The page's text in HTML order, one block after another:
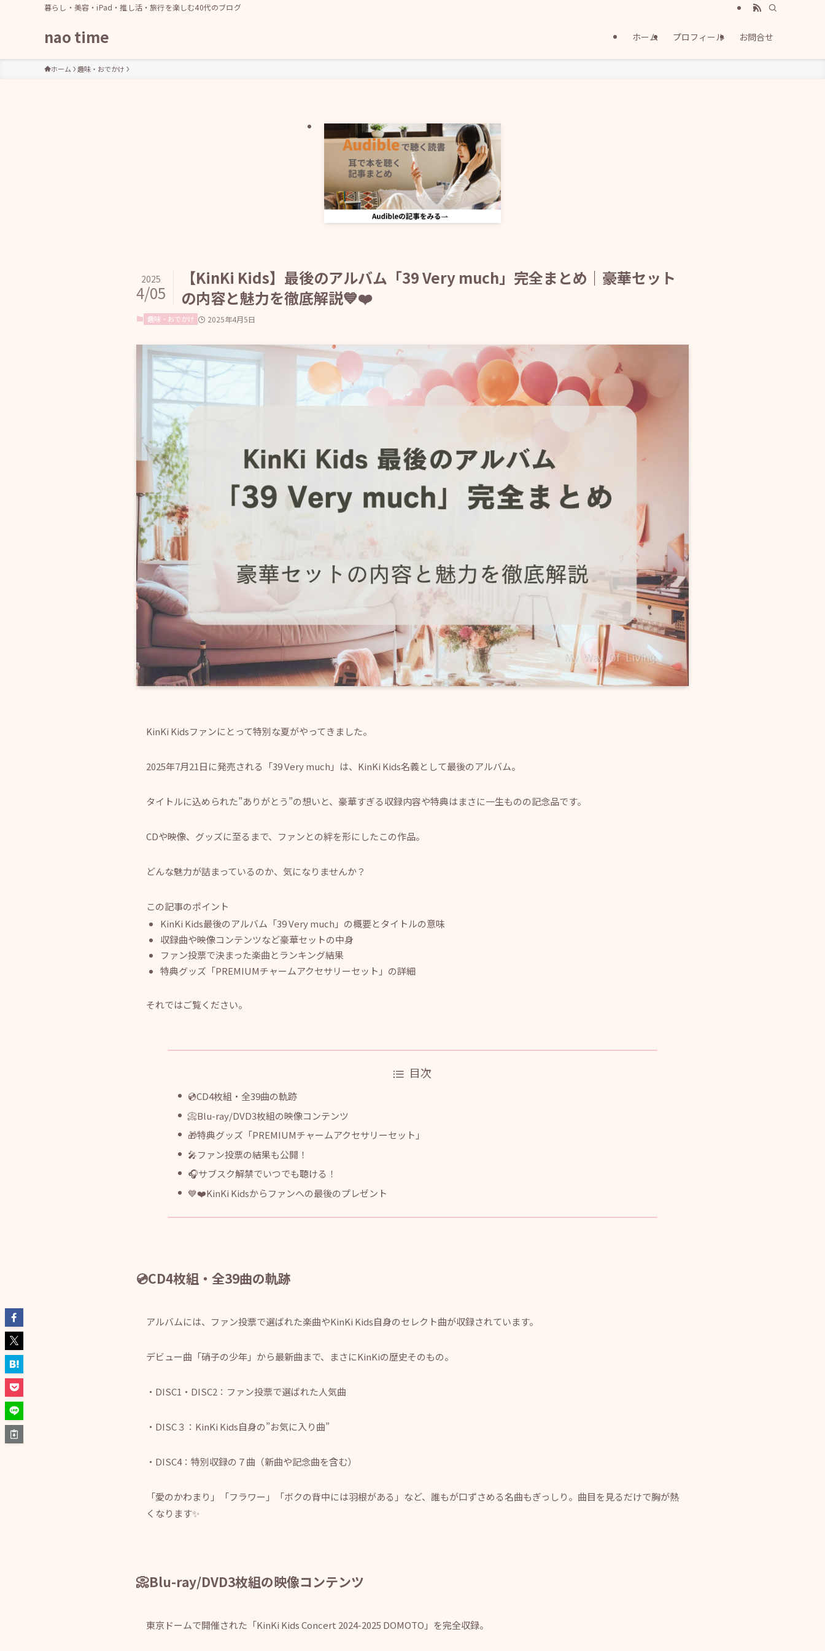
暮らし・美容・iPad・推し活・旅行を楽しむ40代のブログ
nao time ホーム プロフィール お問合せ
ホーム 趣味・おでかけ
【KinKi Kids】最後のアルバム「39 Very much」完全まとめ｜豪華セット
の内容と魅力を徹底解説💙❤️
2025
4/05
趣味・おでかけ 2025年4月5日
KinKi Kidsファンにとって特別な夏がやってきました。
2025年7月21日に発売される「39 Very much」は、KinKi Kids名義として最後のアルバム。
タイトルに込められた”ありがとう”の想いと、豪華すぎる収録内容や特典はまさに一生ものの記念品です。
CDや映像、グッズに至るまで、ファンとの絆を形にしたこの作品。
どんな魅力が詰まっているのか、気になりませんか？
この記事のポイント
KinKi Kids最後のアルバム「39 Very much」の概要とタイトルの意味
収録曲や映像コンテンツなど豪華セットの中身
ファン投票で決まった楽曲とランキング結果
特典グッズ「PREMIUMチャームアクセサリーセット」の詳細
それではご覧ください。
目次
💿CD4枚組・全39曲の軌跡
📀Blu-ray/DVD3枚組の映像コンテンツ
🎁特典グッズ「PREMIUMチャームアクセサリーセット」
🎤ファン投票の結果も公開！
🎧サブスク解禁でいつでも聴ける！
💙❤️KinKi Kidsからファンへの最後のプレゼント
💿CD4枚組・全39曲の軌跡
アルバムには、ファン投票で選ばれた楽曲やKinKi Kids自身のセレクト曲が収録されています。
デビュー曲「硝子の少年」から最新曲まで、まさにKinKiの歴史そのもの。
・DISC1・DISC2：ファン投票で選ばれた人気曲
・DISC３：KinKi Kids自身の”お気に入り曲”
・DISC4：特別収録の７曲（新曲や記念曲を含む）
「愛のかわまり」「フラワー」「ボクの背中には羽根がある」など、誰もが口ずさめる名曲もぎっしり。曲目を見るだけで胸が熱
くなります✨
📀Blu-ray/DVD3枚組の映像コンテンツ
東京ドームで開催された「KinKi Kids Concert 2024-2025 DOMOTO」を完全収録。